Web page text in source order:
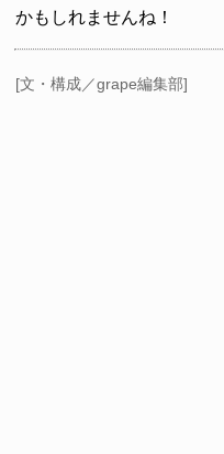
かもしれませんね！
[文・構成／grape編集部]